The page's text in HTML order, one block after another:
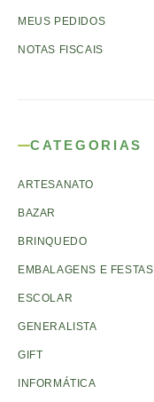
MEUS PEDIDOS
NOTAS FISCAIS
CATEGORIAS
ARTESANATO
BAZAR
BRINQUEDO
EMBALAGENS E FESTAS
ESCOLAR
GENERALISTA
GIFT
INFORMÁTICA